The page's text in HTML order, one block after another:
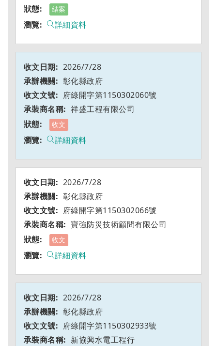
結案
詳細資料
2026/7/28
彰化縣政府
府綠開字第1150302060號
祥盛工程有限公司
收文
詳細資料
2026/7/28
彰化縣政府
府綠開字第1150302066號
寶強防災技術顧問有限公司
收文
詳細資料
2026/7/28
彰化縣政府
府綠開字第1150302933號
新協興水電工程行